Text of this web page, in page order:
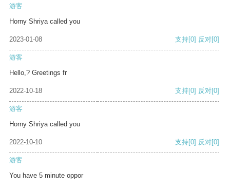
游客
Horny Shriya called you
2023-01-08 支持[0] 反对[0]
游客
Hello,? Greetings fr
2022-10-18 支持[0] 反对[0]
游客
Horny Shriya called you
2022-10-10 支持[0] 反对[0]
游客
You have 5 minute oppor